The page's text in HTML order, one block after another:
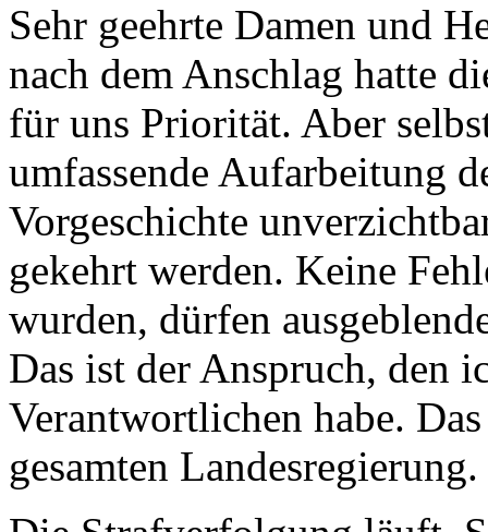
Sehr geehrte Damen und
nach dem Anschlag hatte
für uns Priorität. Aber
umfassende Aufarbeitung
Vorgeschichte
gekehrt werden. Keine
wurden, dürfen
Das ist der Anspruch, den
Verantwortlichen habe.
gesamten Landesregierung.